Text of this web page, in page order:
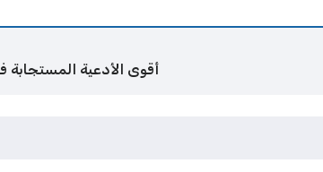
أقوى الأدعية المستجابة في